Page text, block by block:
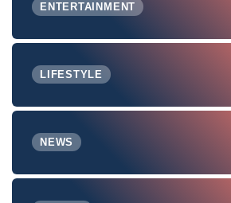
ENTERTAINMENT
LIFESTYLE
NEWS